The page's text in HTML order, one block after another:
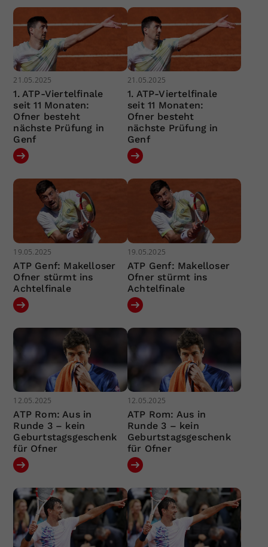
21.05.2025
1. ATP-Viertelfinale
seit 11 Monaten:
Ofner besteht
nächste Prüfung in
Genf
21.05.2025
1. ATP-Viertelfinale
seit 11 Monaten:
Ofner besteht
nächste Prüfung in
Genf
19.05.2025
ATP Genf: Makelloser
Ofner stürmt ins
Achtelfinale
19.05.2025
ATP Genf: Makelloser
Ofner stürmt ins
Achtelfinale
12.05.2025
ATP Rom: Aus in
Runde 3 – kein
Geburtstagsgeschenk
für Ofner
12.05.2025
ATP Rom: Aus in
Runde 3 – kein
Geburtstagsgeschenk
für Ofner